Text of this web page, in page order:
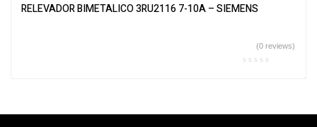
RELEVADOR BIMETALICO 3RU2116 7-10A – SIEMENS
(0 reviews)